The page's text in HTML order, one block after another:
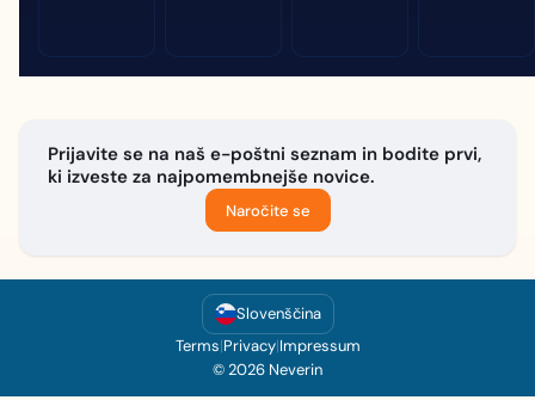
Prijavite se na naš e-poštni seznam in bodite prvi,
ki izveste za najpomembnejše novice.
Naročite se
Slovenščina
Terms|Privacy|Impressum
© 2026 Neverin